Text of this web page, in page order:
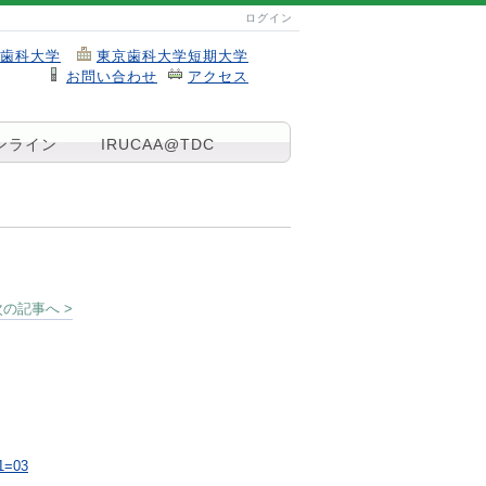
ログイン
科大学
東京歯科大学短期大学
お問い合わせ
アクセス
ライン IRUCAA@TDC
の記事へ >